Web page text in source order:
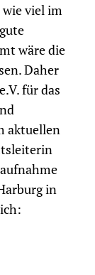
wie viel im
wäre die
Daher
für das
aktuellen
in